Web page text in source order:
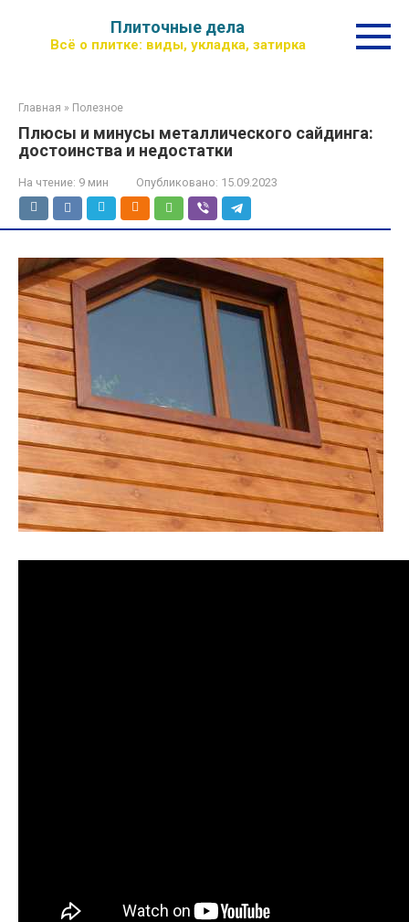
контенту
Плиточные дела
Всё о плитке: виды, укладка, затирка
Главная » Полезное
Плюсы и минусы металлического сайдинга:
достоинства и недостатки
На чтение: 9 мин Опубликовано: 15.09.2023